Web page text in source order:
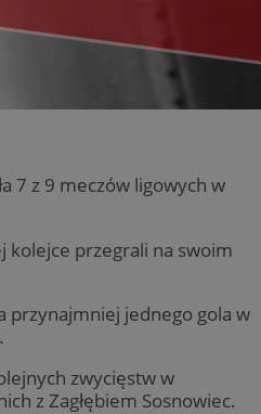
7 z 9 meczów ligowych w
kolejce przegrali na swoim
przynajmniej jednego gola w
zwycięstw w
z Zagłębiem Sosnowiec.